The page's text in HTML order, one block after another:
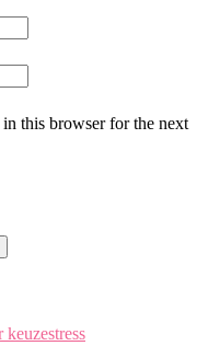
this browser for the next